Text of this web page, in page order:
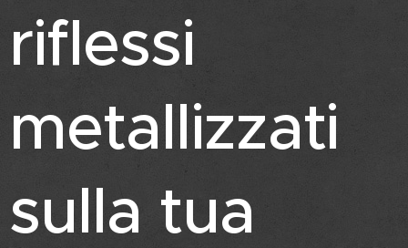
riflessi
metallizzati
sulla tua